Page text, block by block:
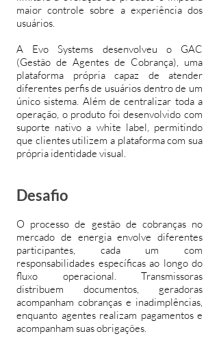
maior controle sobre a experiência dos
usuários.
A Evo Systems desenvolveu o GAC
(Gestão de Agentes de Cobrança), uma
plataforma própria capaz de atender
diferentes perfis de usuários dentro de um
único sistema. Além de centralizar toda a
operação, o produto foi desenvolvido com
suporte nativo a white label, permitindo
que clientes utilizem a plataforma com sua
própria identidade visual.
Desafio
O processo de gestão de cobranças no
mercado de energia envolve diferentes
participantes, cada um com
responsabilidades específicas ao longo do
fluxo operacional. Transmissoras
distribuem documentos, geradoras
acompanham cobranças e inadimplências,
enquanto agentes realizam pagamentos e
acompanham suas obrigações.